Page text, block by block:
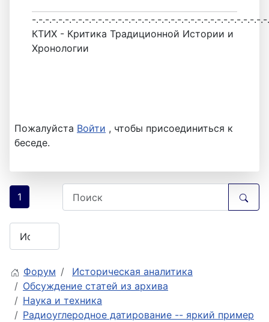
-.-.-.-.-.-.-.-.-.-.-.-.-.-.-.-.-.-.-.-.-.-.-.-.-.-.-.-.-.-.-.-.-.-.-
КТИХ - Критика Традиционной Истории и
Хронологии
Пожалуйста Войти , чтобы присоединиться к
беседе.
1
Форум
Историческая аналитика
Обсуждение статей из архива
Наука и техника
Радиоуглеродное датирование -- яркий пример